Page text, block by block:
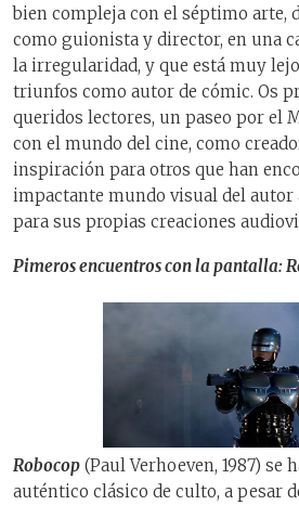
bien compleja con el séptimo arte,
como guionista y director, en una
la irregularidad, y que está muy
triunfos como autor de cómic. Os
queridos lectores, un paseo por el
con el mundo del cine, como
inspiración para otros que han
impactante mundo visual del autor
para sus propias creaciones
Pimeros encuentros con la pantalla:
Robocop (Paul Verhoeven, 1987) se
auténtico clásico de culto, a pesar